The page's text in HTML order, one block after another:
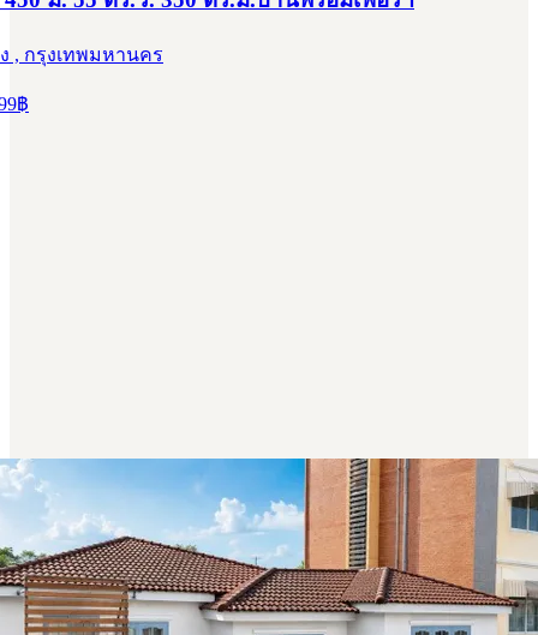
, กรุงเทพมหานคร
฿